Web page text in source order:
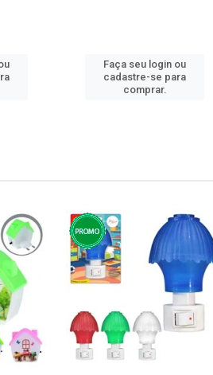
Faça seu login ou
cadastre-se para
comprar.